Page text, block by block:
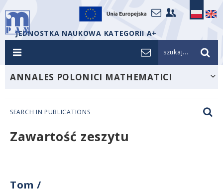
JEDNOSTKA NAUKOWA KATEGORII A+
szukaj...
ANNALES POLONICI MATHEMATICI
SEARCH IN PUBLICATIONS
Zawartość zeszytu
Tom /